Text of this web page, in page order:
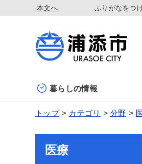
本文へ ふりがなをつ
暮らしの情報
トップ カテゴリ 分野
医療